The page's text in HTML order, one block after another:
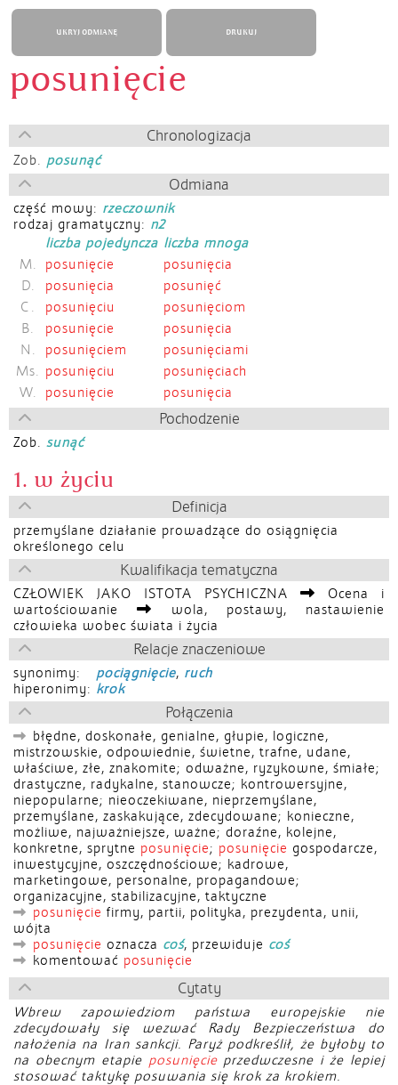
UKRYJ ODMIANĘ DRUKUJ
posunięcie
Chronologizacja
Zob. posunąć
Odmiana
część mowy: rzeczownik
rodzaj gramatyczny: n2
liczba pojedyncza liczba mnoga
M.
posunięcie
posunięcia
D.
posunięcia
posunięć
C.
posunięciu
posunięciom
B.
posunięcie
posunięcia
N.
posunięciem
posunięciami
Ms. posunięciu
posunięciach
W.
posunięcie posunięcia
Pochodzenie
Zob. sunąć
1. w życiu
Definicja
przemyślane działanie prowadzące do osiągnięcia
określonego celu
Kwalifikacja tematyczna
CZŁOWIEK JAKO ISTOTA PSYCHICZNA
Ocena i
wartościowanie
wola, postawy, nastawienie
człowieka wobec świata i życia
Relacje znaczeniowe
synonimy: pociągnięcie, ruch
hiperonimy: krok
Połączenia
błędne, doskonałe, genialne, głupie, logiczne,
mistrzowskie, odpowiednie, świetne, trafne, udane,
właściwe, złe, znakomite; odważne, ryzykowne, śmiałe;
drastyczne, radykalne, stanowcze; kontrowersyjne,
niepopularne; nieoczekiwane, nieprzemyślane,
przemyślane, zaskakujące, zdecydowane; konieczne,
możliwe, najważniejsze, ważne; doraźne, kolejne,
konkretne, sprytne posunięcie; posunięcie gospodarcze,
inwestycyjne, oszczędnościowe; kadrowe,
marketingowe, personalne, propagandowe;
organizacyjne, stabilizacyjne, taktyczne
posunięcie firmy, partii, polityka, prezydenta, unii,
wójta
posunięcie oznacza coś, przewiduje coś
komentować posunięcie
Cytaty
Wbrew zapowiedziom państwa europejskie nie
zdecydowały się wezwać Rady Bezpieczeństwa do
nałożenia na Iran sankcji. Paryż podkreślił, że byłoby to
na obecnym etapie posunięcieprzedwczesne i że lepiej
stosować taktykę posuwania się krok za krokiem.